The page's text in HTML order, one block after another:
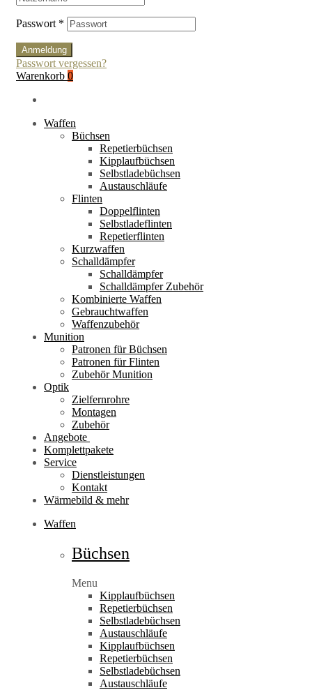
Passwort *
Anmeldung
Passwort vergessen?
Warenkorb 0
Waffen
Büchsen
Repetierbüchsen
Kipplaufbüchsen
Selbstladebüchsen
Austauschläufe
Flinten
Doppelflinten
Selbstladeflinten
Repetierflinten
Kurzwaffen
Schalldämpfer
Schalldämpfer
Schalldämpfer Zubehör
Kombinierte Waffen
Gebrauchtwaffen
Waffenzubehör
Munition
Patronen für Büchsen
Patronen für Flinten
Zubehör Munition
Optik
Zielfernrohre
Montagen
Zubehör
Angebote
Komplettpakete
Service
Dienstleistungen
Kontakt
Wärmebild & mehr
Waffen
Büchsen
Menu
Kipplaufbüchsen
Repetierbüchsen
Selbstladebüchsen
Austauschläufe
Kipplaufbüchsen
Repetierbüchsen
Selbstladebüchsen
Austauschläufe